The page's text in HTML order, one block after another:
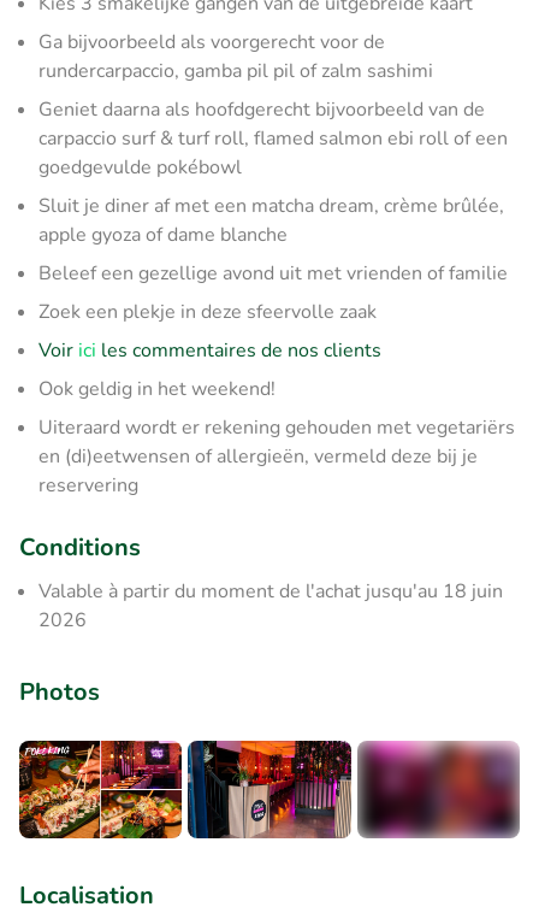
Ga bijvoorbeeld als voorgerecht voor de
rundercarpaccio, gamba pil pil of zalm sashimi
Geniet daarna als hoofdgerecht bijvoorbeeld van de
carpaccio surf & turf roll, flamed salmon ebi roll of een
goedgevulde pokébowl
Sluit je diner af met een matcha dream, crème brûlée,
apple gyoza of dame blanche
Beleef een gezellige avond uit met vrienden of familie
Zoek een plekje in deze sfeervolle zaak
Voir ici les commentaires de nos clients
Ook geldig in het weekend!
Uiteraard wordt er rekening gehouden met vegetariërs
en (di)eetwensen of allergieën, vermeld deze bij je
reservering
Conditions
Valable à partir du moment de l'achat jusqu'au 18 juin
2026
Photos
Localisation